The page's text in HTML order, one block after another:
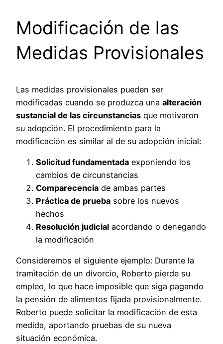
Modificación de las
Medidas Provisionales
Las medidas provisionales pueden ser
modificadas cuando se produzca una alteración
sustancial de las circunstancias que motivaron
su adopción. El procedimiento para la
modificación es similar al de su adopción inicial:
Solicitud fundamentada exponiendo los
cambios de circunstancias
Comparecencia de ambas partes
Práctica de prueba sobre los nuevos
hechos
Resolución judicial acordando o denegando
la modificación
Consideremos el siguiente ejemplo: Durante la
tramitación de un divorcio, Roberto pierde su
empleo, lo que hace imposible que siga pagando
la pensión de alimentos fijada provisionalmente.
Roberto puede solicitar la modificación de esta
medida, aportando pruebas de su nueva
situación económica.